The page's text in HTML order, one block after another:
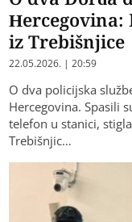
iz Trebišnjice
22.05.2026. | 20:59
O dva policijska
Hercegovina. Spasili
telefon u stanici,
Trebišnjic…